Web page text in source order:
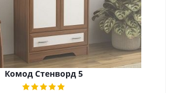
Комод Стенворд 5